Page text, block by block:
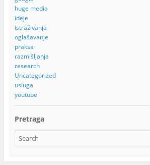
huge media
ideje
istraživanja
oglašavanje
praksa
razmišljanja
research
Uncategorized
usluga
youtube
Pretraga